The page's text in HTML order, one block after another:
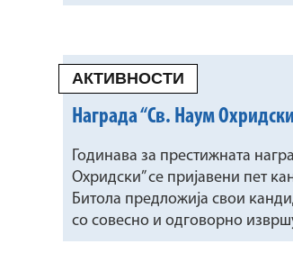
АКТИВНОСТИ
Награда “Св. Наум
Годинава за престижната
Охридски” се пријавени пет
Битола предложија свои
со совесно и одговорно